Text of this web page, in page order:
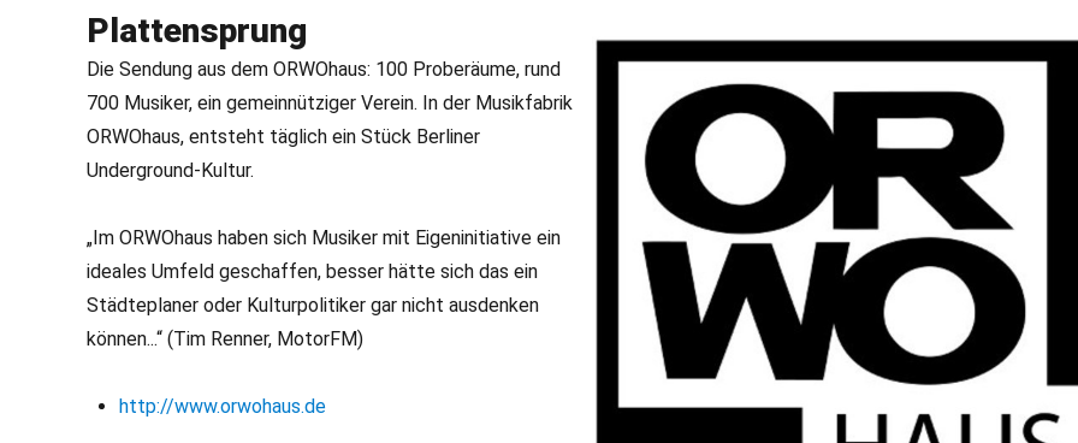
Plattensprung
Die Sendung aus dem ORWOhaus: 100 Proberäume, rund
700 Musiker, ein gemeinnütziger Verein. In der Musikfabrik
ORWOhaus, entsteht täglich ein Stück Berliner
Underground-Kultur.
„Im ORWOhaus haben sich Musiker mit Eigeninitiative ein
ideales Umfeld geschaffen, besser hätte sich das ein
Städteplaner oder Kulturpolitiker gar nicht ausdenken
können...“ (Tim Renner, MotorFM)
http://www.orwohaus.de